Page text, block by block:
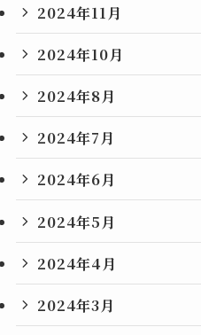
2024年11月
2024年10月
2024年8月
2024年7月
2024年6月
2024年5月
2024年4月
2024年3月